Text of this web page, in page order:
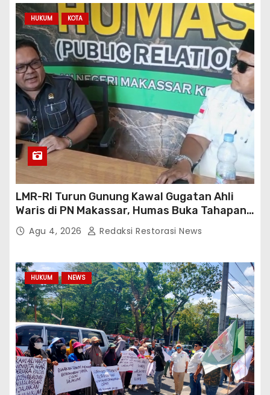
HUKUM KOTA
LMR-RI Turun Gunung Kawal Gugatan Ahli
Waris di PN Makassar, Humas Buka Tahapan
Persidangan
Agu 4, 2026 Redaksi Restorasi News
HUKUM NEWS